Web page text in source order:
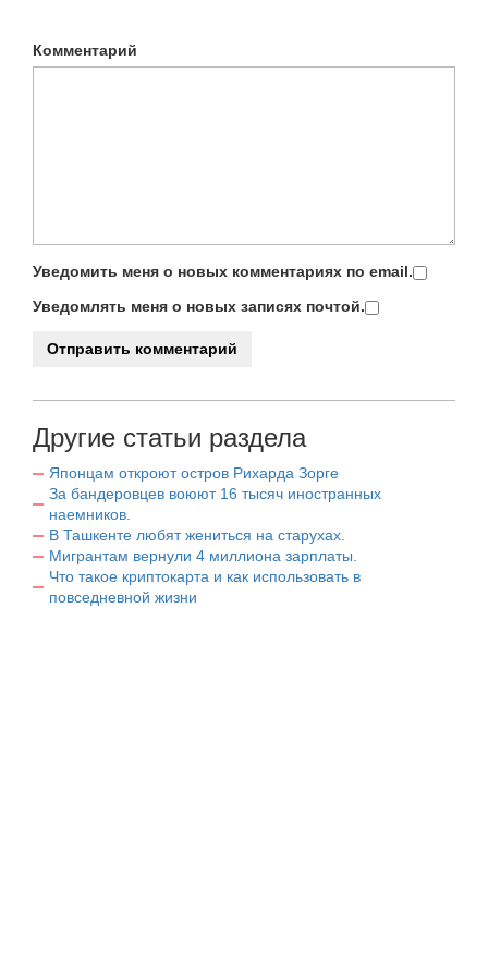
Комментарий
Уведомить меня о новых комментариях по email.
Уведомлять меня о новых записях почтой.
Другие статьи раздела
Японцам откроют остров Рихарда Зорге
За бандеровцев воюют 16 тысяч иностранных
наемников.
В Ташкенте любят жениться на старухах.
Мигрантам вернули 4 миллиона зарплаты.
Что такое криптокарта и как использовать в
повседневной жизни